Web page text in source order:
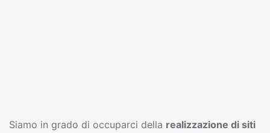
Siamo in grado di occuparci della realizzazione di siti